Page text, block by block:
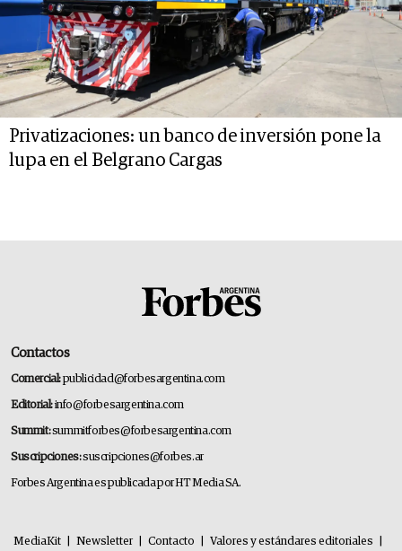
Privatizaciones: un banco de inversión pone la
lupa en el Belgrano Cargas
Contactos
Comercial:publicidad@forbesargentina.com
Editorial:info@forbesargentina.com
Summit:summitforbes@forbesargentina.com
Suscripciones:suscripciones@forbes.ar
Forbes Argentina es publicada por HT Media SA.
MediaKit Newsletter Contacto Valores y estándares editoriales